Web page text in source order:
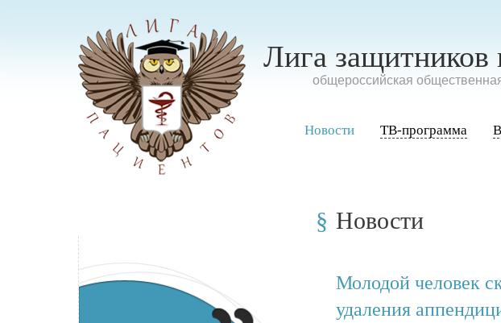
Лига защитников
oбщероссийская
Новости ТВ-программа
Новости
Молодой человек
удаления